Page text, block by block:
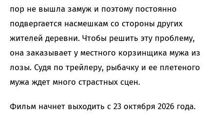
пор не вышла замуж и поэтому постоянно
подвергается насмешкам со стороны других
жителей деревни. Чтобы решить эту проблему,
она заказывает у местного корзинщика мужа из
лозы. Судя по трейлеру, рыбачку и ее плетеного
мужа ждет много страстных сцен.
Фильм начнет выходить с 23 октября 2026 года.